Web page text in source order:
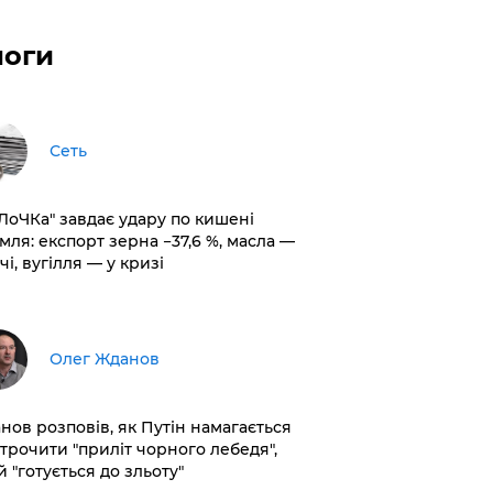
Сеть
завдає удару по кишені
експорт зерна −37,6 %, масла —
вугілля — у кризі
Олег Жданов
розповів, як Путін намагається
"приліт чорного лебедя",
"готується до зльоту"